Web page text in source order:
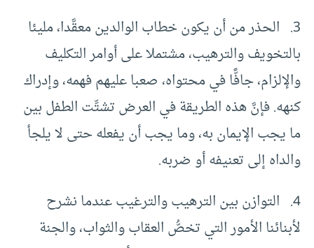
3. الحذر من أن يكون خطاب الوالدين معقَّدا، مليئا
بالتخويف والترهيب، مشتملا على أوامر التكليف
والإلزام، جافًّا في محتواه، صعبا عليهم فهمه، وإدراك
كنهه. فإنَّ هذه الطريقة في العرض تشتِّت الطفل بين
ما يجب الإيمان به، وما يجب أن يفعله حتى لا يلجأ
والداه إلى تعنيفه أو ضربه.
4. التوازن بين الترهيب والترغيب عندما نشرح
لأبنائنا الأمور التي تخصُّ العقاب والثواب، والجنة